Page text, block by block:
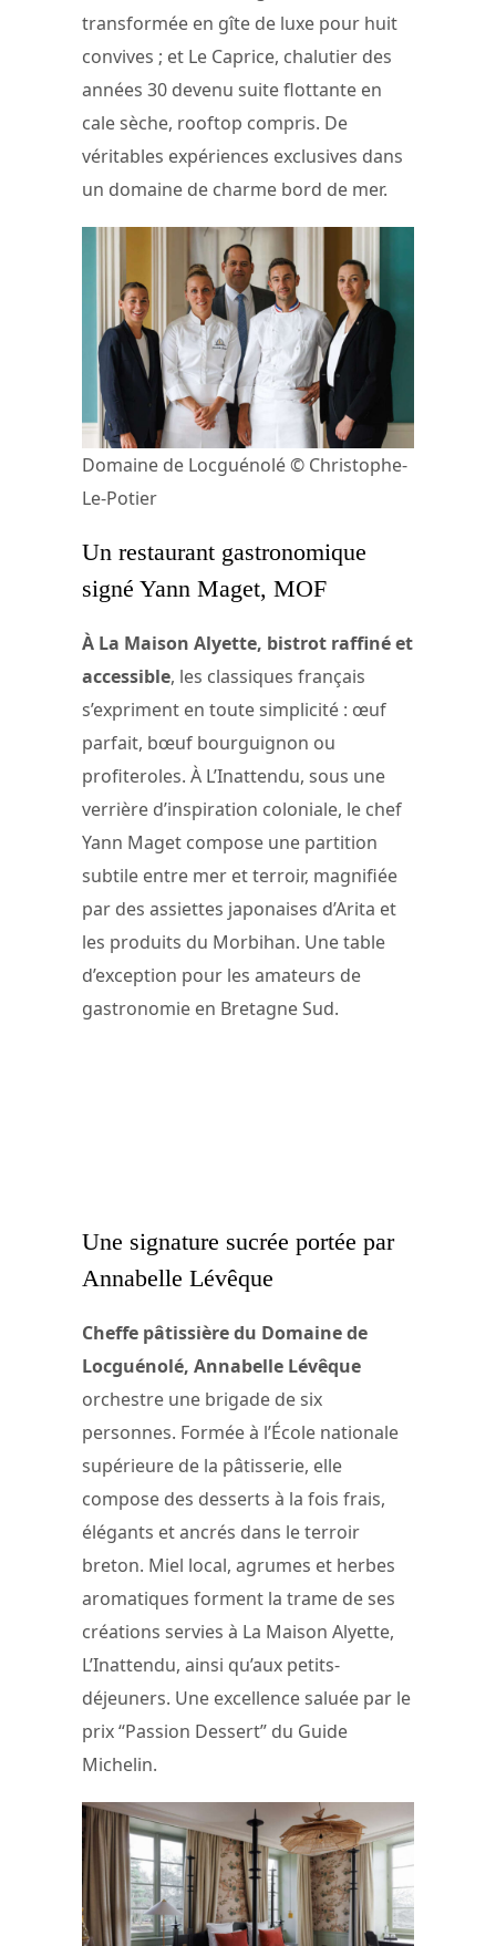
transformée en gîte de luxe pour huit
convives ; et Le Caprice, chalutier des
années 30 devenu suite flottante en
cale sèche, rooftop compris. De
véritables expériences exclusives dans
un domaine de charme bord de mer.
Domaine de Locguénolé © Christophe-
Le-Potier
Un restaurant gastronomique
signé Yann Maget, MOF
À La Maison Alyette, bistrot raffiné et
accessible, les classiques français
s’expriment en toute simplicité : œuf
parfait, bœuf bourguignon ou
profiteroles. À L’Inattendu, sous une
verrière d’inspiration coloniale, le chef
Yann Maget compose une partition
subtile entre mer et terroir, magnifiée
par des assiettes japonaises d’Arita et
les produits du Morbihan. Une table
d’exception pour les amateurs de
gastronomie en Bretagne Sud.
Une signature sucrée portée par
Annabelle Lévêque
Cheffe pâtissière du Domaine de
Locguénolé, Annabelle Lévêque
orchestre une brigade de six
personnes. Formée à l’École nationale
supérieure de la pâtisserie, elle
compose des desserts à la fois frais,
élégants et ancrés dans le terroir
breton. Miel local, agrumes et herbes
aromatiques forment la trame de ses
créations servies à La Maison Alyette,
L’Inattendu, ainsi qu’aux petits-
déjeuners. Une excellence saluée par le
prix “Passion Dessert” du Guide
Michelin.